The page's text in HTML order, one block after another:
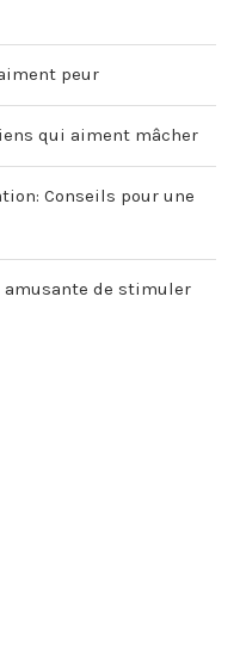
peur
qui aiment mâcher
Conseils pour une
amusante de stimuler